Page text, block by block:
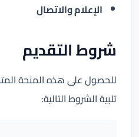
الإعلام والاتصال
شروط التقديم
للحصول على هذه المنحة
تلبية الشروط التالية: